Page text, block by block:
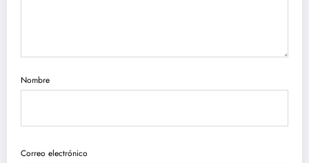
Nombre
Correo electrónico